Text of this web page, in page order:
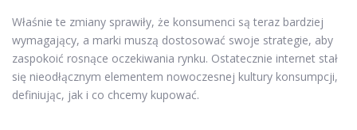
Właśnie te zmiany sprawiły, że konsumenci są teraz bardziej
wymagający, a marki muszą dostosować swoje strategie, aby
zaspokoić rosnące oczekiwania rynku. Ostatecznie internet stał
się nieodłącznym elementem nowoczesnej kultury konsumpcji,
definiując, jak i co chcemy kupować.